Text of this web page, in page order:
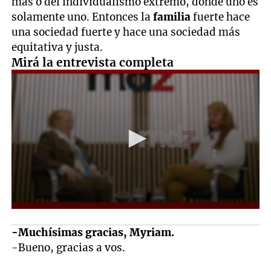
solamente uno. Entonces lafamiliafuerte hace
una sociedad fuerte y hace una sociedad más
equitativa y justa.
Mirá la entrevista completa
-Muchísimas gracias, Myriam.
-Bueno, gracias a vos.